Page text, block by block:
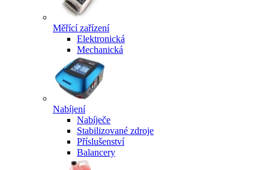
Měřící zařízení
Elektronická
Mechanická
Nabíjení
Nabíječe
Stabilizované zdroje
Příslušenství
Balancery